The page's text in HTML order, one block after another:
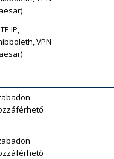
IP,
VPN